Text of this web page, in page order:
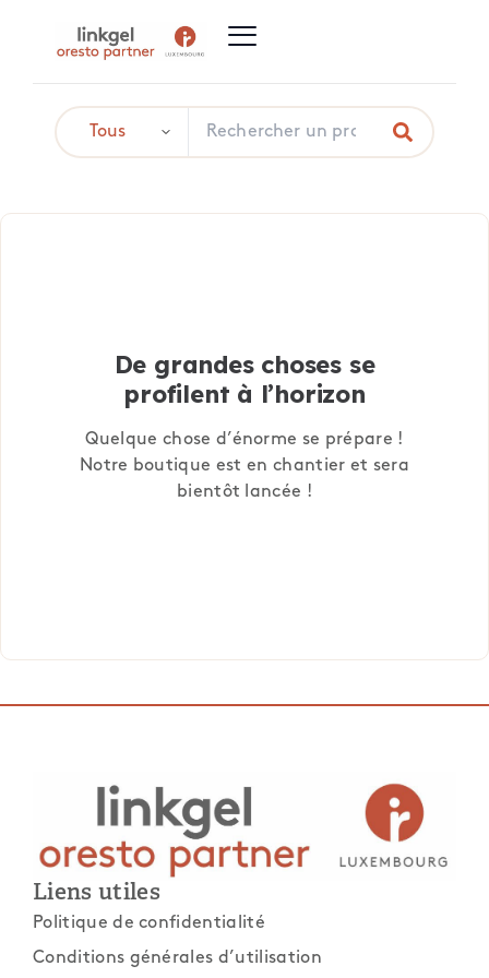
De grandes choses se
profilent à l’horizon
Quelque chose d’énorme se prépare !
Notre boutique est en chantier et sera
bientôt lancée !
Liens utiles
Politique de confidentialité
Conditions générales d’utilisation